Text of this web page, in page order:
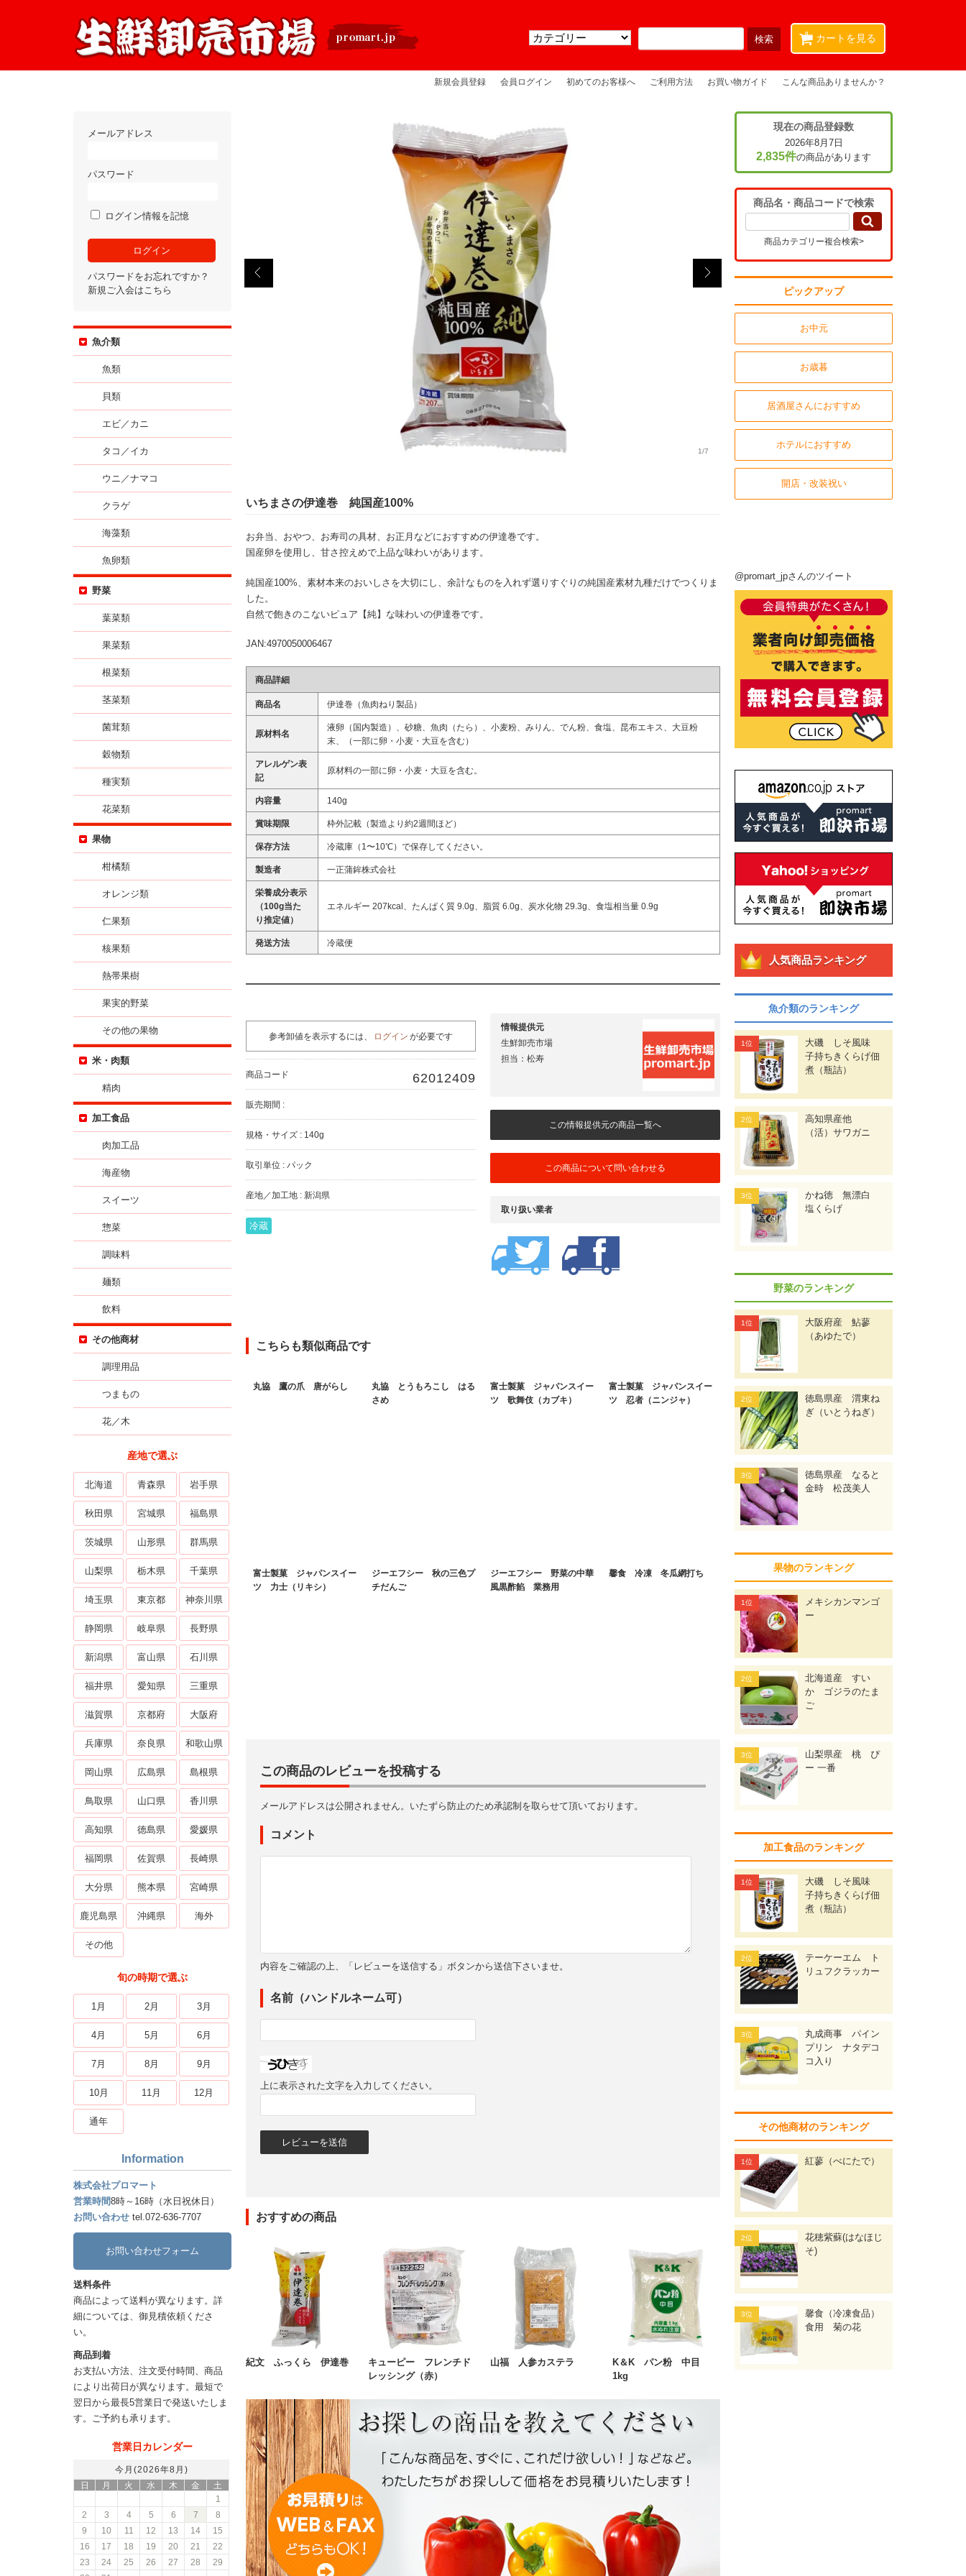
カートを見る
0
新規会員登録 会員ログイン 初めてのお客様へ ご利用方法 お買い物ガイド こんな商品ありませんか？
1/7
いちまさの伊達巻 純国産100%
お弁当、おやつ、お寿司の具材、お正月などにおすすめの伊達巻です。
国産卵を使用し、甘さ控えめで上品な味わいがあります。
純国産100%、素材本来のおいしさを大切にし、余計なものを入れず選りすぐりの純国産素材九種だけでつくりま
した。
自然で飽きのこないピュア【純】な味わいの伊達巻です。
JAN:4970050006467
商品詳細
商品名 伊達巻（魚肉ねり製品）
原材料名
液卵（国内製造）、砂糖、魚肉（たら）、小麦粉、みりん、でん粉、食塩、昆布エキス、大豆粉
末、（一部に卵・小麦・大豆を含む）
アレルゲン表
記
原材料の一部に卵・小麦・大豆を含む。
内容量 140g
賞味期限 枠外記載（製造より約2週間ほど）
保存方法 冷蔵庫（1〜10℃）で保存してください。
製造者 一正蒲鉾株式会社
栄養成分表示
（100g当た
り推定値）
エネルギー 207kcal、たんぱく質 9.0g、脂質 6.0g、炭水化物 29.3g、食塩相当量 0.9g
発送方法 冷蔵便
参考卸値を表示するには、 ログイン が必要です
商品コード 62012409
販売期間 :
規格・サイズ : 140g
取引単位 : パック
産地／加工地 : 新潟県
冷蔵
情報提供元
生鮮卸売市場
担当：松寿
この情報提供元の商品一覧へ
この商品について問い合わせる
取り扱い業者
こちらも類似商品です
丸協 鷹の爪 唐がらし
丸協 とうもろこし はる
さめ
富士製菓 ジャパンスイー
ツ 歌舞伎（カブキ）
富士製菓 ジャパンスイー
ツ 忍者（ニンジャ）
富士製菓 ジャパンスイー
ツ 力士（リキシ）
ジーエフシー 秋の三色プ
チだんご
ジーエフシー 野菜の中華
風黒酢餡 業務用
馨食 冷凍 冬瓜網打ち
この商品のレビューを投稿する
メールアドレスは公開されません。いたずら防止のため承認制を取らせて頂いております。
コメント
内容をご確認の上、「レビューを送信する」ボタンから送信下さいませ。
名前（ハンドルネーム可）
上に表示された文字を入力してください。
おすすめの商品
紀文 ふっくら 伊達巻
キューピー フレンチド
レッシング（赤）
山福 人参カステラ
K＆K パン粉 中目
1kg
メールアドレス
パスワード
ログイン情報を記憶
パスワードをお忘れですか？
新規ご入会はこちら
魚介類
魚類
貝類
エビ／カニ
タコ／イカ
ウニ／ナマコ
クラゲ
海藻類
魚卵類
野菜
葉菜類
果菜類
根菜類
茎菜類
菌茸類
穀物類
種実類
花菜類
果物
柑橘類
オレンジ類
仁果類
核果類
熱帯果樹
果実的野菜
その他の果物
米・肉類
精肉
加工食品
肉加工品
海産物
スイーツ
惣菜
調味料
麺類
飲料
その他商材
調理用品
つまもの
花／木
産地で選ぶ
北海道 青森県 岩手県
秋田県 宮城県 福島県
茨城県 山形県 群馬県
山梨県 栃木県 千葉県
埼玉県 東京都 神奈川県
静岡県 岐阜県 長野県
新潟県 富山県 石川県
福井県 愛知県 三重県
滋賀県 京都府 大阪府
兵庫県 奈良県 和歌山県
岡山県 広島県 島根県
鳥取県 山口県 香川県
高知県 徳島県 愛媛県
福岡県 佐賀県 長崎県
大分県 熊本県 宮崎県
鹿児島県 沖縄県 海外
その他
旬の時期で選ぶ
1月 2月 3月
4月 5月 6月
7月 8月 9月
10月 11月 12月
通年
Information
株式会社プロマート
営業時間8時～16時（水日祝休日）
お問い合わせ tel.072-636-7707
お問い合わせフォーム
送料条件
商品によって送料が異なります。詳
細については、御見積依頼くださ
い。
商品到着
お支払い方法、注文受付時間、商品
により出荷日が異なります。最短で
翌日から最長5営業日で発送いたしま
す。ご予約も承ります。
営業日カレンダー
今月(2026年8月)
日
月 火 水 木 金
土
1
2
3 4 5 6 7
8
9
10 11 12 13 14
15
16
17 18 19 20 21
22
23
24 25 26 27 28
29
現在の商品登録数
2026年8月7日
2,835件の商品があります
商品名・商品コードで検索
商品カテゴリー複合検索>
ピックアップ
お中元
お歳暮
居酒屋さんにおすすめ
ホテルにおすすめ
開店・改装祝い
@promart_jpさんのツイート
人気商品ランキング
魚介類のランキング
大磯 しそ風味
子持ちきくらげ佃
煮（瓶詰）
高知県産他
（活）サワガニ
かね徳 無漂白
塩くらげ
野菜のランキング
大阪府産 鮎蓼
（あゆたで）
徳島県産 渭東ね
ぎ（いとうねぎ）
徳島県産 なると
金時 松茂美人
果物のランキング
メキシカンマンゴ
ー
北海道産 すい
か ゴジラのたま
ご
山梨県産 桃 ぴ
ー 一番
加工食品のランキング
大磯 しそ風味
子持ちきくらげ佃
煮（瓶詰）
テーケーエム ト
リュフクラッカー
丸成商事 パイン
プリン ナタデコ
コ入り
その他商材のランキング
紅蓼（べにたで）
花穂紫蘇(はなほじ
そ)
馨食（冷凍食品）
食用 菊の花